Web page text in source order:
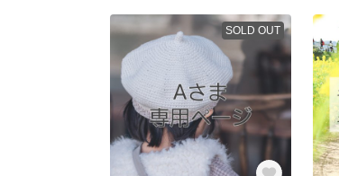
SOLD OUT